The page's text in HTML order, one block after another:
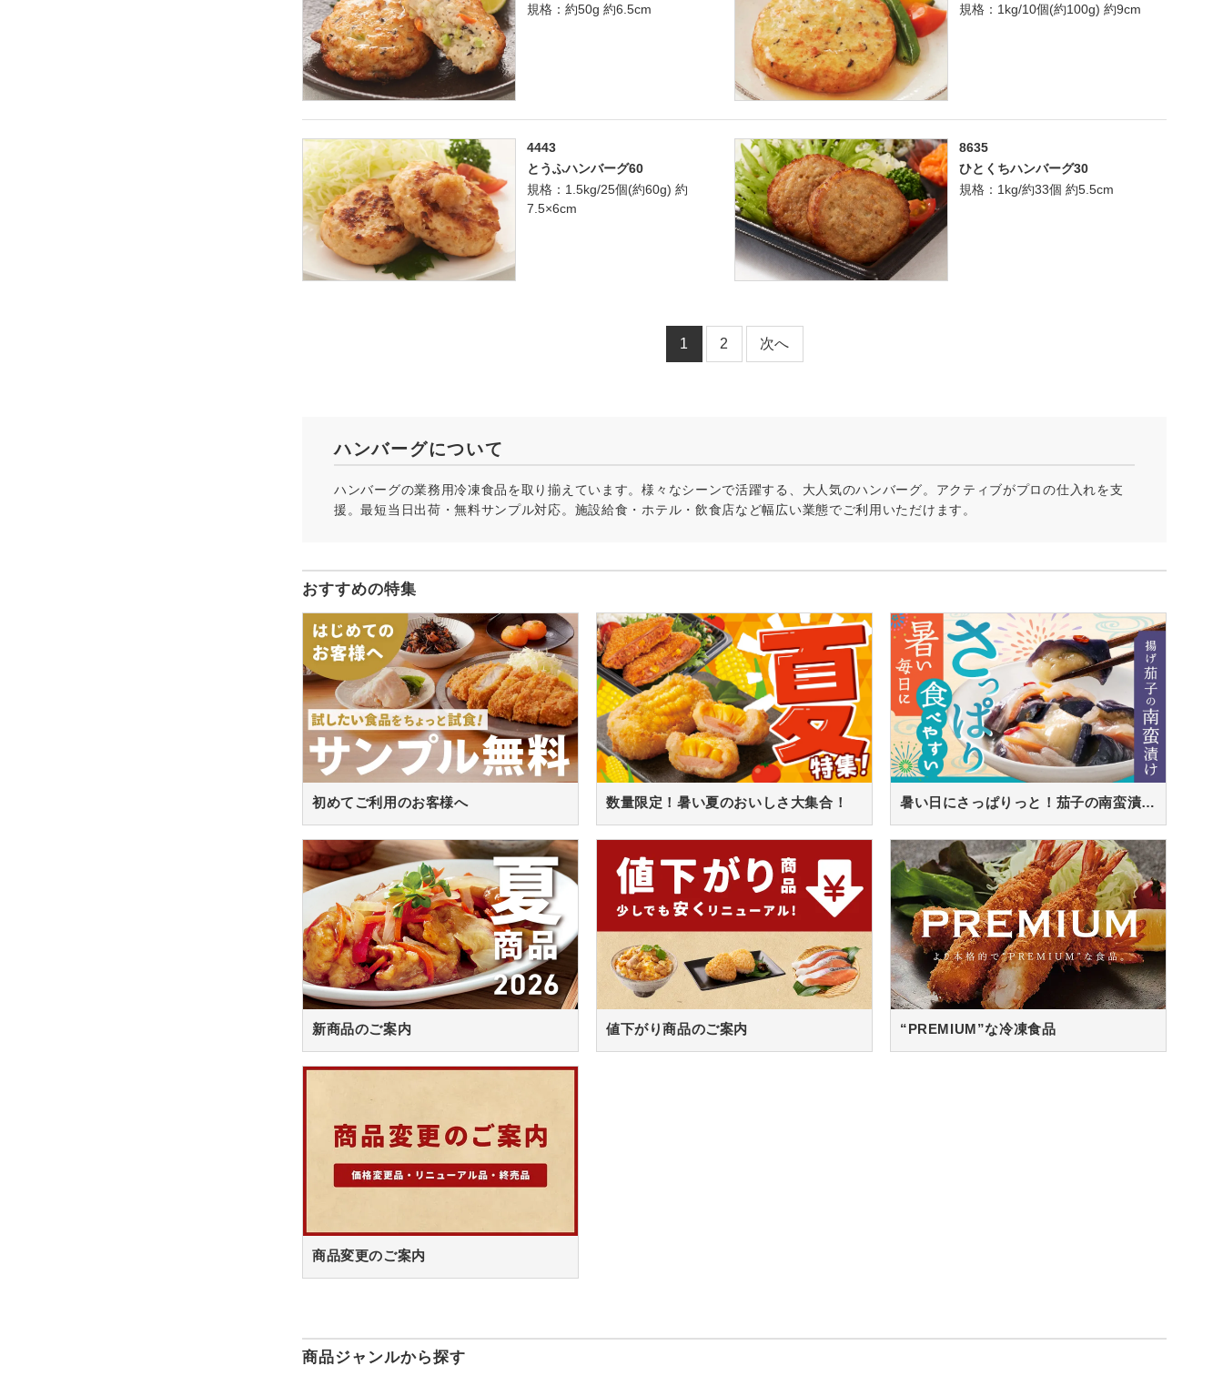
規格：約50g 約6.5cm
規格：1kg/10個(約100g) 約9cm
4443
とうふハンバーグ60
規格：1.5kg/25個(約60g) 約
7.5×6cm
8635
ひとくちハンバーグ30
規格：1kg/約33個 約5.5cm
1 2 次へ
ハンバーグについて
ハンバーグの業務用冷凍食品を取り揃えています。様々なシーンで活躍する、大人気のハンバーグ。アクティブがプロの仕入れを支
援。最短当日出荷・無料サンプル対応。施設給食・ホテル・飲食店など幅広い業態でご利用いただけます。
おすすめの特集
初めてご利用のお客様へ 数量限定！暑い夏のおいしさ大集合！ 暑い日にさっぱりっと！茄子の南蛮漬け！
新商品のご案内 値下がり商品のご案内 “PREMIUM”な冷凍食品
商品変更のご案内
商品ジャンルから探す